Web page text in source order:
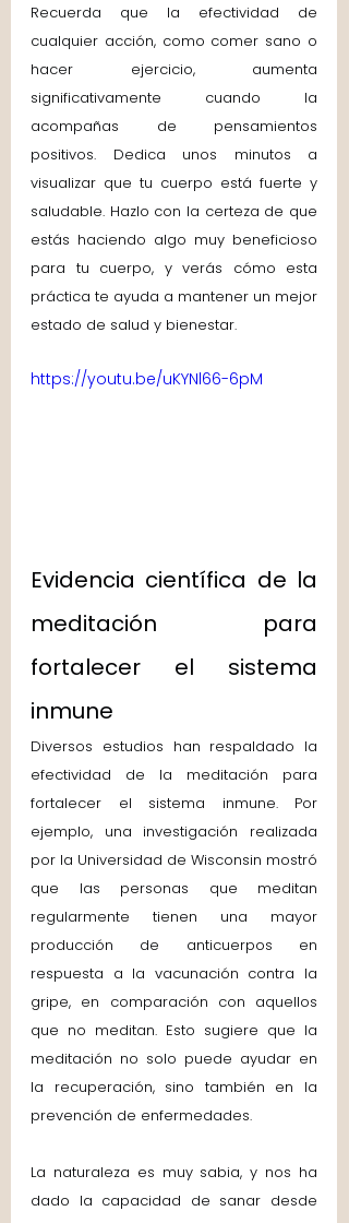
Recuerda que la efectividad de
cualquier acción, como comer sano o
hacer ejercicio, aumenta
significativamente cuando la
acompañas de pensamientos
positivos. Dedica unos minutos a
visualizar que tu cuerpo está fuerte y
saludable. Hazlo con la certeza de que
estás haciendo algo muy beneficioso
para tu cuerpo, y verás cómo esta
práctica te ayuda a mantener un mejor
estado de salud y bienestar.
https://youtu.be/uKYNl66-6pM
Evidencia científica de la
meditación para
fortalecer el sistema
inmune
Diversos estudios han respaldado la
efectividad de la meditación para
fortalecer el sistema inmune. Por
ejemplo, una investigación realizada
por la Universidad de Wisconsin mostró
que las personas que meditan
regularmente tienen una mayor
producción de anticuerpos en
respuesta a la vacunación contra la
gripe, en comparación con aquellos
que no meditan. Esto sugiere que la
meditación no solo puede ayudar en
la recuperación, sino también en la
prevención de enfermedades.
La naturaleza es muy sabia, y nos ha
dado la capacidad de sanar desde